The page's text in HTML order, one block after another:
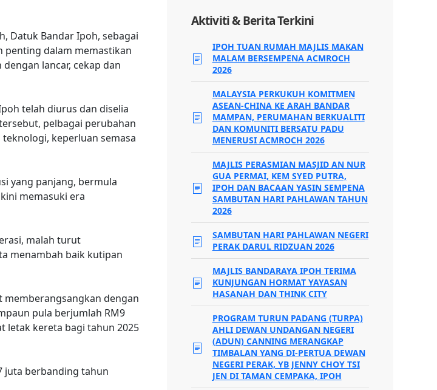
Datuk Bandar Ipoh, sebagai
penting dalam memastikan
lancar, cekap dan
telah diurus dan diselia
pelbagai perubahan
keperluan semasa
yang panjang, bermula
memasuki era
malah turut
menambah baik kutipan
memberangsangkan dengan
pula berjumlah RM9
letak kereta bagi tahun 2025
juta berbanding tahun
Aktiviti & Berita Terkini
IPOH TUAN RUMAH MAJLIS MAKAN
MALAM BERSEMPENA ACMROCH
2026
MALAYSIA PERKUKUH KOMITMEN
ASEAN-CHINA KE ARAH BANDAR
MAMPAN, PERUMAHAN BERKUALITI
DAN KOMUNITI BERSATU PADU
MENERUSI ACMROCH 2026
MAJLIS PERASMIAN MASJID AN NUR
GUA PERMAI, KEM SYED PUTRA,
IPOH DAN BACAAN YASIN SEMPENA
SAMBUTAN HARI PAHLAWAN TAHUN
2026
SAMBUTAN HARI PAHLAWAN NEGERI
PERAK DARUL RIDZUAN 2026
MAJLIS BANDARAYA IPOH TERIMA
KUNJUNGAN HORMAT YAYASAN
HASANAH DAN THINK CITY
PROGRAM TURUN PADANG (TURPA)
AHLI DEWAN UNDANGAN NEGERI
(ADUN) CANNING MERANGKAP
TIMBALAN YANG DI-PERTUA DEWAN
NEGERI PERAK, YB JENNY CHOY TSI
JEN DI TAMAN CEMPAKA, IPOH